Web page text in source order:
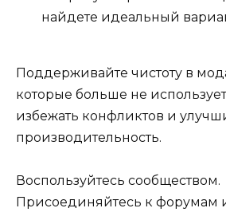
найдете идеальный
Поддерживайте чистоту в
которые больше не
избежать конфликтов и
производительность.
Воспользуйтесь сообществом.
Присоединяйтесь к форумам